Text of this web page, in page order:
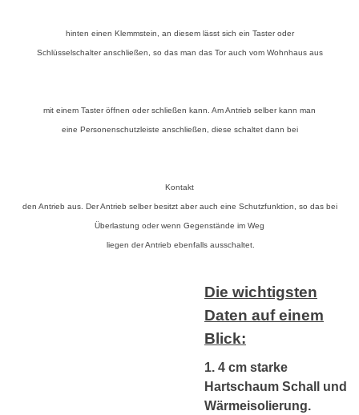
hinten einen Klemmstein, an diesem lässt sich ein Taster oder
Schlüsselschalter anschließen, so das man das Tor auch vom Wohnhaus aus
mit einem Taster öffnen oder schließen kann. Am Antrieb selber kann man
eine Personenschutzleiste anschließen, diese schaltet dann bei
Kontakt
den Antrieb aus. Der Antrieb selber besitzt aber auch eine Schutzfunktion, so das bei
Überlastung oder wenn Gegenstände im Weg
liegen der Antrieb ebenfalls ausschaltet.
Die wichtigsten
Daten auf einem
Blick:
1. 4 cm starke
Hartschaum Schall und
Wärmeisolierung.